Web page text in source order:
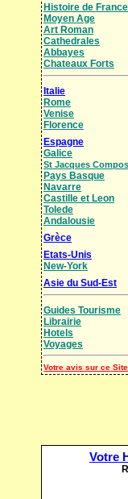
Histoire de France
Moyen Age
Art Roman
Cathedrales
Abbayes
Chateaux Forts
Italie
Rome
Venise
Florence
Espagne
Galice
St Jacques
Pays Basque
Navarre
Castille et Leon
Tolede
Andalousie
Grèce
Etats-Unis
New-York
Asie du Sud-Est
Guides Tourisme
Librairie
Hotels
Voyages
Votre avis sur ce Site
Votre